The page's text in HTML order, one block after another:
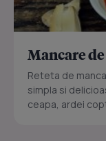
Mancare
Reteta de
simpla si
ceapa, ardei